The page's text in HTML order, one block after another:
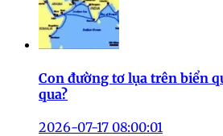
Con đường tơ lụa trên biển
qua?
2026-07-17 08:00:01